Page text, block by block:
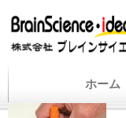
ホーム